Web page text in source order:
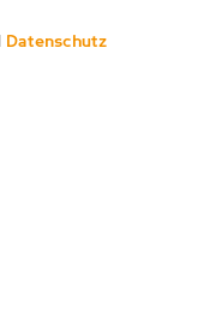
Datenschutz